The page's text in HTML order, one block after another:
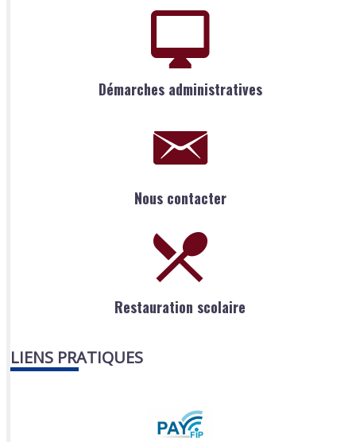
Démarches administratives
Nous contacter
Restauration scolaire
LIENS PRATIQUES